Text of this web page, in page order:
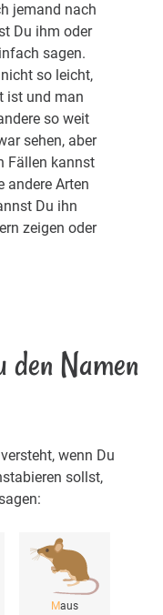
jemand nach
Du ihm oder
sagen.
so leicht,
ist und man
so weit
sehen, aber
Fällen kannst
andere Arten
Du ihn
zeigen oder
Namen
wenn Du
sollst,
Maus